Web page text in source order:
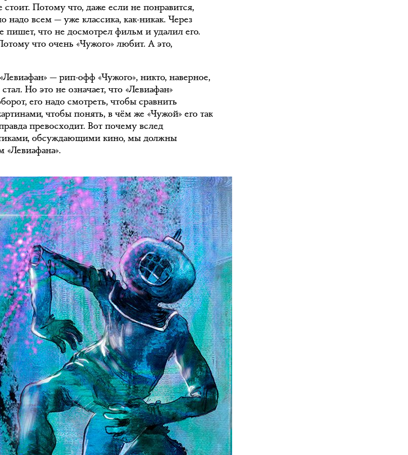
стоит. Потому что, даже если не понравится,
надо всем — уже классика, как-никак. Через
пишет, что не досмотрел фильм и удалил его.
что очень «Чужого» любит. А это,
— рип-офф «Чужого», никто, наверное,
Но это не означает, что «Левиафан»
его надо смотреть, чтобы сравнить
чтобы понять, в чём же «Чужой» его так
превосходит. Вот почему вслед
обсуждающими кино, мы должны
«Левиафана».